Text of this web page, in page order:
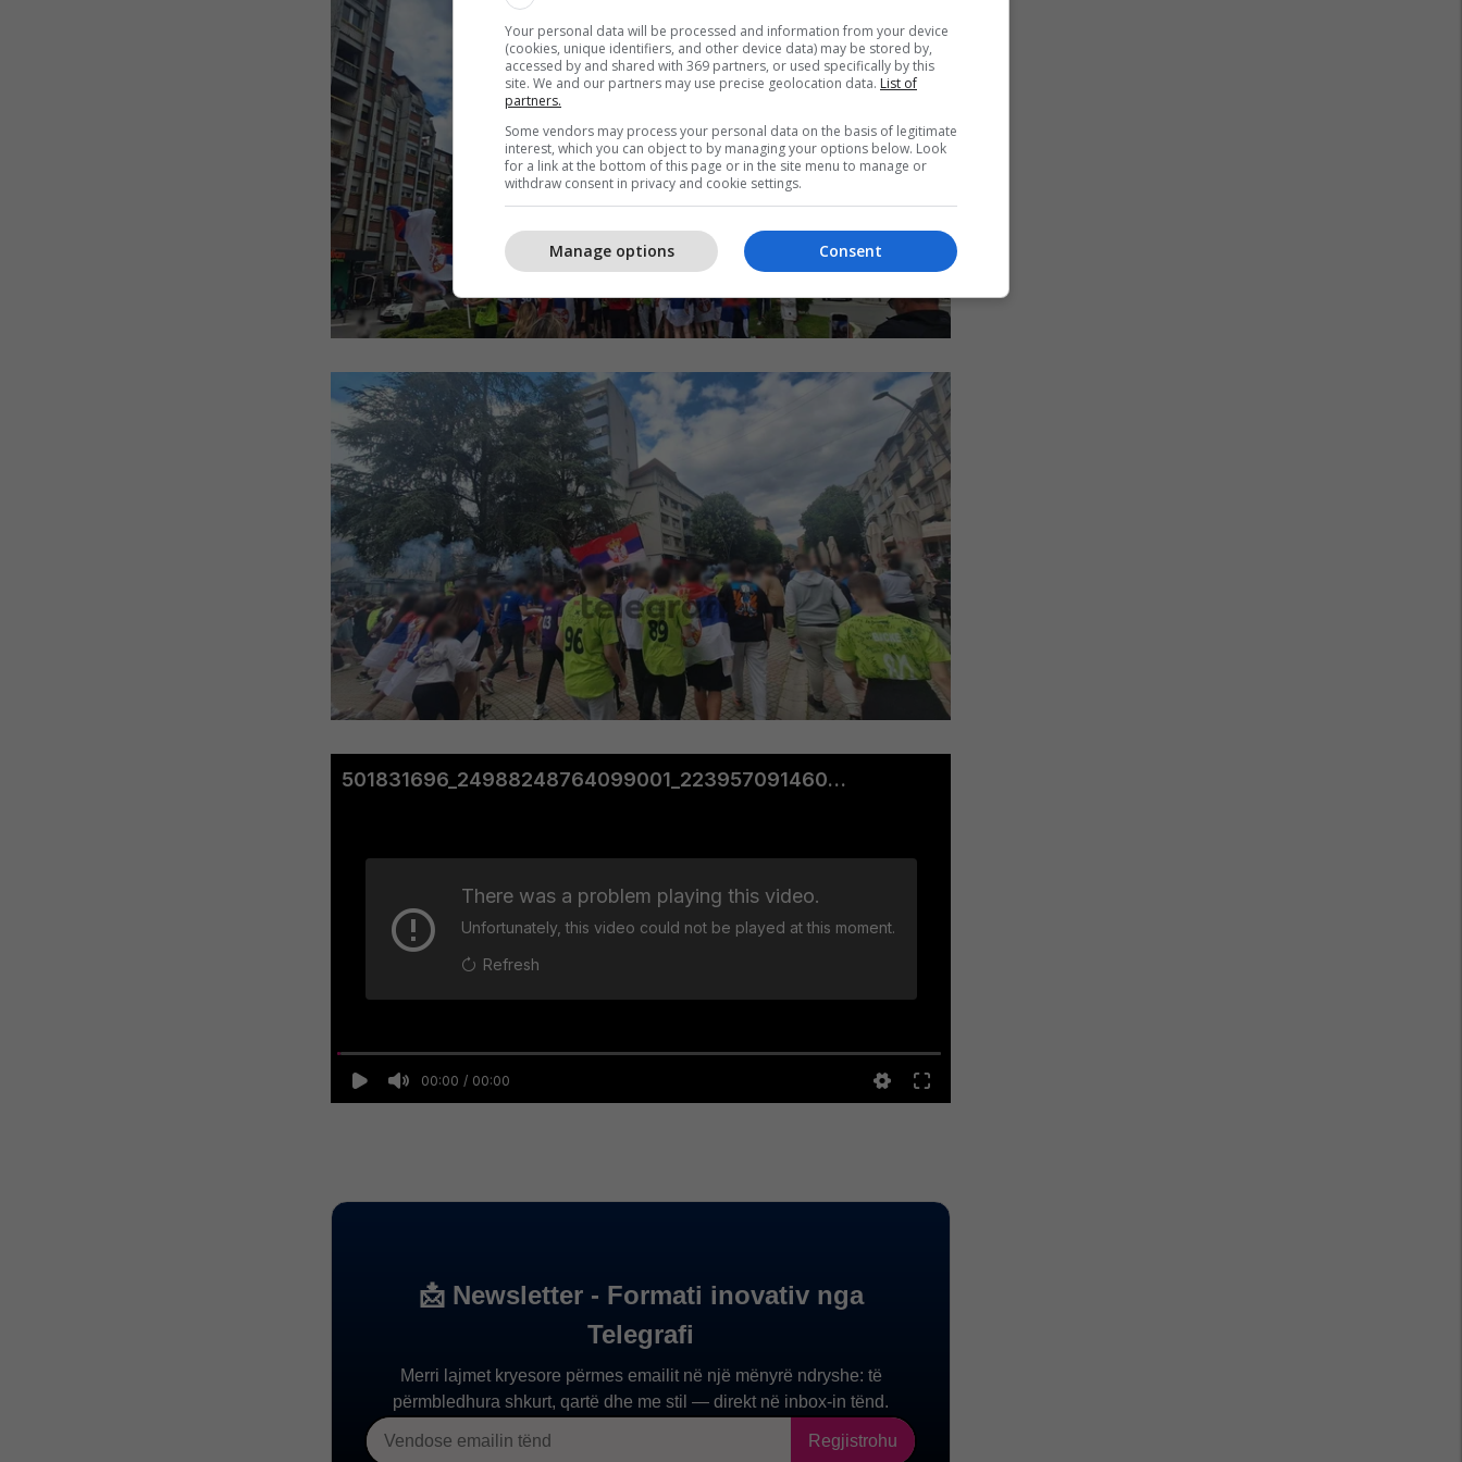
Your personal data will be processed and information from your device
(cookies, unique identifiers, and other device data) may be stored by,
accessed by and shared with 369 partners, or used specifically by this
site. We and our partners may use precise geolocation data. List of
partners.
Some vendors may process your personal data on the basis of legitimate
interest, which you can object to by managing your options below. Look
for a link at the bottom of this page or in the site menu to manage or
withdraw consent in privacy and cookie settings.
Consent
Manage options